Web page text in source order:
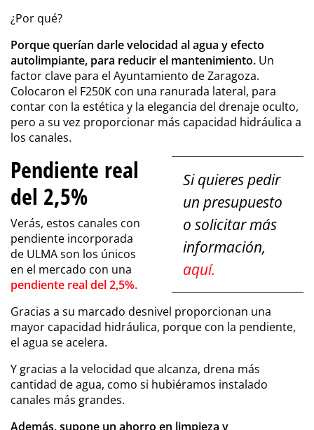
¿Por qué?
Porque querían darle velocidad al agua y efecto
autolimpiante, para reducir el mantenimiento. Un
factor clave para el Ayuntamiento de Zaragoza.
Colocaron el F250K con una ranurada lateral, para
contar con la estética y la elegancia del drenaje oculto,
pero a su vez proporcionar más capacidad hidráulica a
los canales.
Si quieres pedir
un presupuesto
o solicitar más
información,
aquí.
Pendiente real
del 2,5%
Verás, estos canales con
pendiente incorporada
de ULMA son los únicos
en el mercado con una
pendiente real del 2,5%.
Gracias a su marcado desnivel proporcionan una
mayor capacidad hidráulica, porque con la pendiente,
el agua se acelera.
Y gracias a la velocidad que alcanza, drena más
cantidad de agua, como si hubiéramos instalado
canales más grandes.
Además, supone un ahorro en limpieza y